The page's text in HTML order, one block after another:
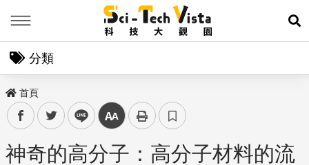
展
分類
首頁
facebooktwitter line 中
神奇的高分子：高分子材料的流